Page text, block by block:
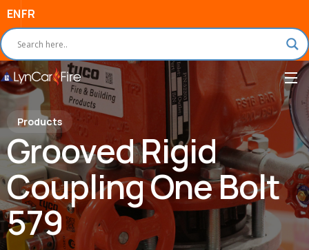
ENFR
Products
Grooved Rigid
Coupling One Bolt
579